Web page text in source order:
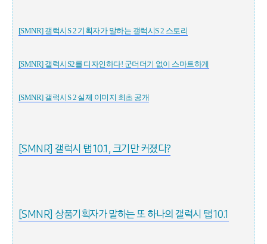
[SMNR] 갤럭시S 2 기획자가 말하는 갤럭시S 2 스토리
[SMNR] 갤럭시S2를 디자인하다! 군더더기 없이 스마트하게
[SMNR] 갤럭시S 2 실제 이미지 최초 공개
[SMNR] 갤럭시 탭 10.1, 크기만 커졌다?
[SMNR] 상품기획자가 말하는 또 하나의 갤럭시 탭 10.1